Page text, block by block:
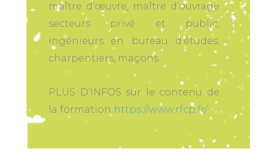
maître d’œuvre, maître d’ouvrage
secteurs privé et public,
i ngénieurs en bureau d’études,
c harpentiers, maçons.
PLUS D’INFOS sur le contenu de
la formation https://www.rfcp.fr/